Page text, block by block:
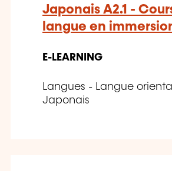
Japonais A2.1 -
langue en
E-LEARNING
Langues - Langue
Japonais